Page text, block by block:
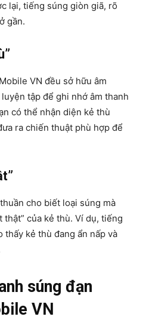
lại, tiếng súng giòn giã, rõ
gần.
VN đều sở hữu âm
tập để ghi nhớ âm thanh
có thể nhận diện kẻ thù
ra chiến thuật phù hợp để
cho biết loại súng mà
thật” của kẻ thù. Ví dụ, tiếng
thấy kẻ thù đang ẩn nấp và
súng đạn
VN